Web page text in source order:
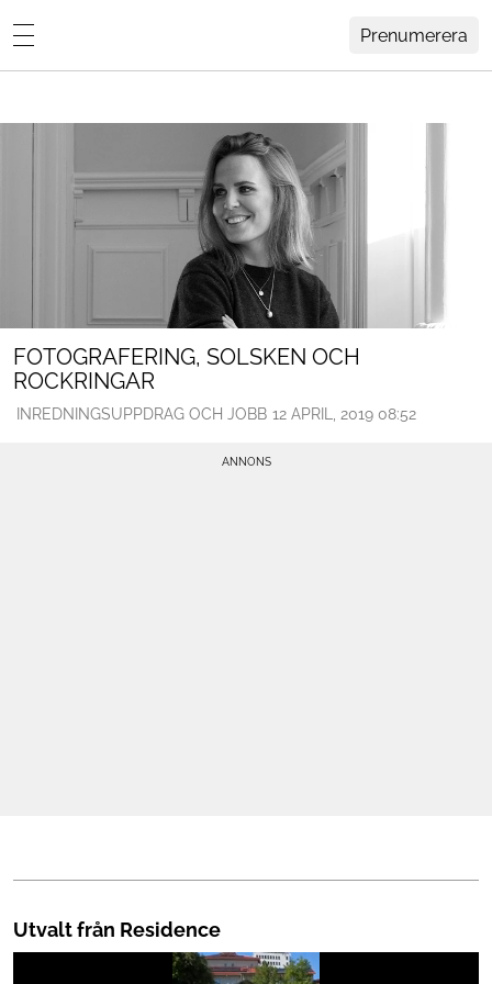
Prenumerera
Arkitektur
Konst
Lovisa Häger MENY
ARKIV
KONTAKT
FOTOGRAFERING, SOLSKEN OCH
ROCKRINGAR
INREDNINGSUPPDRAG OCH JOBB 12 APRIL, 2019 08:52
Utvalt från Residence